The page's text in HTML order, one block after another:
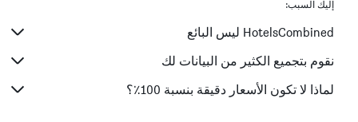
إليك السبب:
HotelsCombined ليس البائع
نقوم بتجميع الكثير من البيانات لك
لماذا لا تكون الأسعار دقيقة بنسبة 100٪؟